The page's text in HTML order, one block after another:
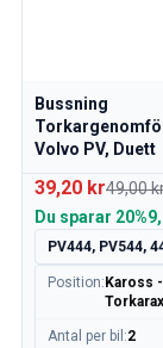
Volvo 240/260
Volvo 240/260
Volvo 240/260
Övrigt Volvo 240/
Volvo 740/760/780
Volvo 740/760/780
Volvo 700 Bränsle/
Volvo 740/760/
Volvo 700
Bussning
Volvo PV, Duett
39,20 kr49,00
Du sparar 20%
PV444, PV544,
Position: Kaross -
Antal per bil :2